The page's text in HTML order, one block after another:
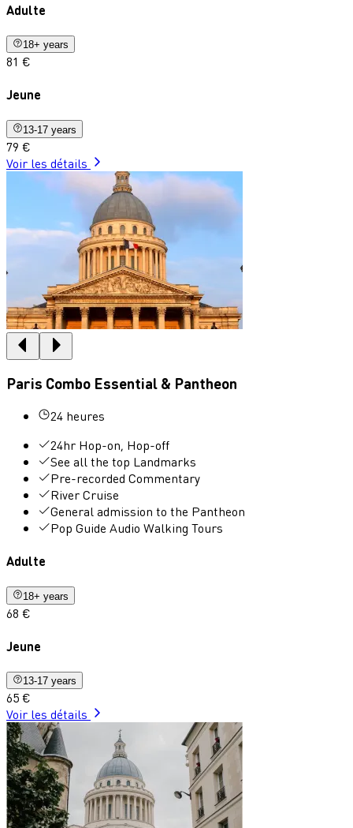
Adulte
18+ years
81 €
Jeune
13-17 years
79 €
Voir les détails
Paris Combo Essential & Pantheon
24 heures
24hr Hop-on, Hop-off
See all the top Landmarks
Pre-recorded Commentary
River Cruise
General admission to the Pantheon
Pop Guide Audio Walking Tours
Adulte
18+ years
68 €
Jeune
13-17 years
65 €
Voir les détails